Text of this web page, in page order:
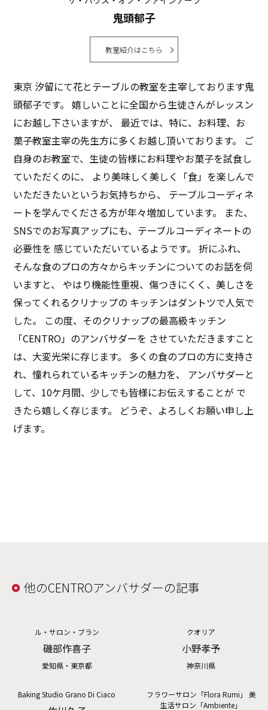
CENTROの詳細はこちらから
https://cleanup.jp/kitchen/centro/
https://musee.co.jp
この時期、大好きなのミョウガ。そしてミョウガと一緒
に、薬味や野菜を千切りにしてトッピングしています。
お素麺やお豆腐、浅漬けの上にも、どちらがメインなの
かわからないくらい山盛りに乗せます。きゅうり、大
葉、新生姜、大根、紫玉ねぎなど・・・・
なんでも黙々と千切りにするのが好きで、ただひたすら
千切りにしていると漠然としていた仕事などの考えがま
とまってくるような気がします。包丁のリズムと、単純
作業が良いのかもしれません。
そして、夏にかかせないのが柑橘類。野菜室にはカボ
ス、スダチ、ライム、レモンなど、お肉にも、お魚にも
かけ、さっぱりいただけるので、夏を乗り切るのにかか
せません。「ヘビロテ」は、千切り野菜と柑橘類なの
鬼頭郁子
教室紹介はこちら
東京 汐留にて花とテーブルの教室を主宰しております鬼
頭郁子です。 嬉しいことに全国から生徒さんがレッスン
にお越し下さいますが、 最近では、特に、お料理、お
菓子教室主宰の先生方に多くお越し頂いております。 ご
自身のお教室で、生徒の皆様にお料理やお菓子を試食し
ていただくのに、 より美味しく美しく「食」を楽しんで
いただきたいというお気持ちから、 テーブルコーディネ
ートを学んでくださる方が年々増加しています。 また、
SNSでのお写真アップにも、テーブルコーディネートの
必要性を 感じていただいているようです。 折にふれ、
そんな食のプロの方々からキッチンについてのお話を伺
いますと、 やはり機能性重視、傷つきにくく、美しさを
保ってくれるクリナップの キッチンはダントツで人気で
した。 この度、そのクリナップの最高級キッチン
「CENTRO」のアンバサダーを させていただきますこと
は、大変光栄に存じます。 多くの食のプロの方に支持さ
れ、憧れられているキッチンの魅力を、 アンバサダーと
して、10ケ月間、少しでも皆様にお伝えすることが で
きたら嬉しく存じます。 どうぞ、よろしくお願い申し上
げます。
他のCENTROアンバサダーの記事
ル・サロン・ブラン
磯部作喜子
愛知県・東京都
クオリア
小野孝予
神奈川県
Baking Studio Grano Di Ciaco
フラワーサロン「Flora Rumi」 美
生活サロン「Ambiente」